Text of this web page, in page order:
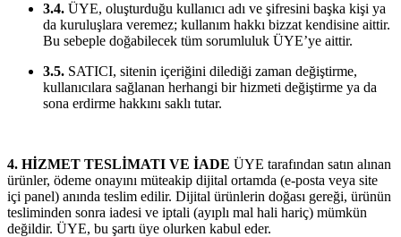
3.4. ÜYE, oluşturduğu kullanıcı adı ve şifresini başka kişi ya
da kuruluşlara veremez; kullanım hakkı bizzat kendisine aittir.
Bu sebeple doğabilecek tüm sorumluluk ÜYE’ye aittir.
3.5. SATICI, sitenin içeriğini dilediği zaman değiştirme,
kullanıcılara sağlanan herhangi bir hizmeti değiştirme ya da
sona erdirme hakkını saklı tutar.
4. HİZMET TESLİMATI VE İADE ÜYE tarafından satın alınan
ürünler, ödeme onayını müteakip dijital ortamda (e-posta veya site
içi panel) anında teslim edilir. Dijital ürünlerin doğası gereği, ürünün
tesliminden sonra iadesi ve iptali (ayıplı mal hali hariç) mümkün
değildir. ÜYE, bu şartı üye olurken kabul eder.